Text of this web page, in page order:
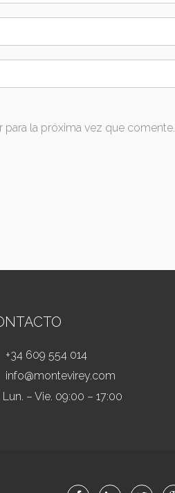
la próxima vez que comente.
+34 609 554 014
info@montevirey.com
Lun. – Vie. 09:00 – 17:00